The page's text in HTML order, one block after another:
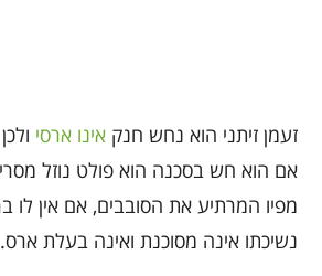
זעמן זיתני הוא נחש חנקאינו ארסי
אם הוא חש בסכנה הוא פולט נוזל
מפיו המרתיע את הסובבים, אם אין לו
נשיכתו אינה מסוכנת ואינה בעלת ארס.